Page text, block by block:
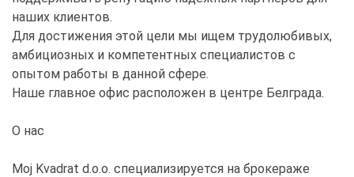
наших клиентов.
Для достижения этой цели мы ищем трудолюбивых,
амбициозных и компетентных специалистов с
опытом работы в данной сфере.
Наше главное офис расположен в центре Белграда.
О нас
Moj Kvadrat d.o.o. специализируется на брокераже